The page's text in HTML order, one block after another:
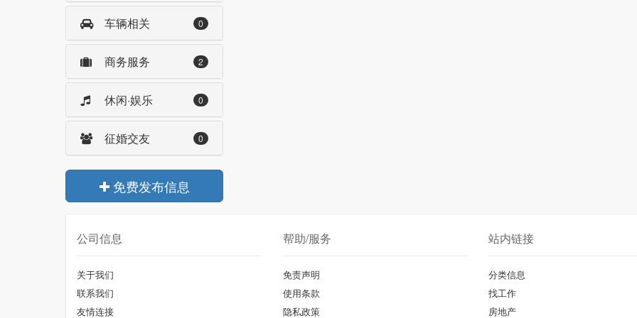
车辆相关 0
商务服务 2
休闲·娱乐 0
征婚交友 0
免费发布信息
公司信息
关于我们
联系我们
友情连接
帮助/服务
免责声明
使用条款
隐私政策
站内链接
分类信息
找工作
房地产